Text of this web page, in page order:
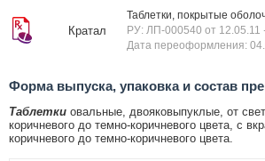
Кратал
Таблетки, покрытые
РУ: ЛП-000540 от 12.05.11
Дата переоформления:
Форма выпуска, упаковка и состав
Таблетки овальные, двояковыпуклые, от
коричневого до темно-коричневого цвета, с
коричневого до темно-коричневого цвета.